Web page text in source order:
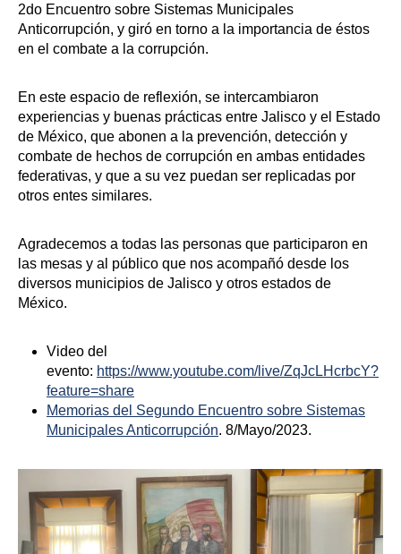
2do Encuentro sobre Sistemas Municipales
Anticorrupción, y giró en torno a la importancia de éstos
en el combate a la corrupción.
En este espacio de reflexión, se intercambiaron
experiencias y buenas prácticas entre Jalisco y el Estado
de México, que abonen a la prevención, detección y
combate de hechos de corrupción en ambas entidades
federativas, y que a su vez puedan ser replicadas por
otros entes similares.
Agradecemos a todas las personas que participaron en
las mesas y al público que nos acompañó desde los
diversos municipios de Jalisco y otros estados de
México.
Video del
evento: https://www.youtube.com/live/ZqJcLHcrbcY?
feature=share
Memorias del Segundo Encuentro sobre Sistemas
Municipales Anticorrupción. 8/Mayo/2023.